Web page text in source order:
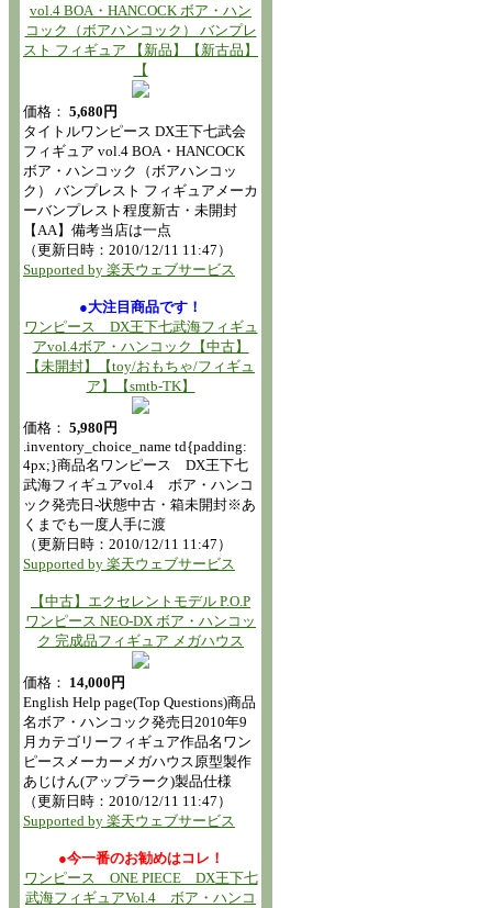
vol.4 BOA・HANCOCK ボア・ハン
コック（ボアハンコック） バンプレ
スト フィギュア 【新品】【新古品】
【
価格： 5,680円
タイトルワンピース DX王下七武会
フィギュア vol.4 BOA・HANCOCK
ボア・ハンコック（ボアハンコッ
ク） バンプレスト フィギュアメーカ
ーバンプレスト程度新古・未開封
【AA】備考当店は一点
（更新日時：2010/12/11 11:47）
Supported by 楽天ウェブサービス
●大注目商品です！
ワンピース DX王下七武海フィギュ
アvol.4ボア・ハンコック【中古】
【未開封】【toy/おもちゃ/フィギュ
ア】【smtb-TK】
価格： 5,980円
.inventory_choice_name td{padding:
4px;}商品名ワンピース DX王下七
武海フィギュアvol.4 ボア・ハンコ
ック発売日-状態中古・箱未開封※あ
くまでも一度人手に渡
（更新日時：2010/12/11 11:47）
Supported by 楽天ウェブサービス
【中古】エクセレントモデル P.O.P
ワンピース NEO-DX ボア・ハンコッ
ク 完成品フィギュア メガハウス
価格： 14,000円
English Help page(Top Questions)商品
名ボア・ハンコック発売日2010年9
月カテゴリーフィギュア作品名ワン
ピースメーカーメガハウス原型製作
あじけん(アップラーク)製品仕様
（更新日時：2010/12/11 11:47）
Supported by 楽天ウェブサービス
●今一番のお勧めはコレ！
ワンピース ONE PIECE DX王下七
武海フィギュアVol.4 ボア・ハンコ